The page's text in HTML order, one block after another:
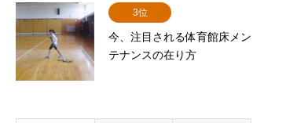
3位
今、注目される体育館床メン
テナンスの在り方